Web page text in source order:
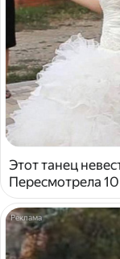
Этот танец
Пересмотрела